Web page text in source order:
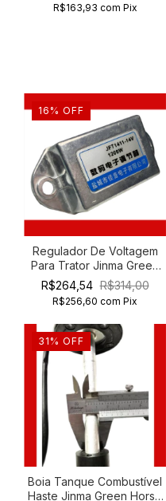
R$163,93 com Pix
16 % OFF
Regulador De Voltagem
Para Trator Jinma Green
Horse 204 254 14v
R$264,54 R$314,00
R$256,60 com Pix
31 % OFF
Boia Tanque Combustível
Haste Jinma Green Horse